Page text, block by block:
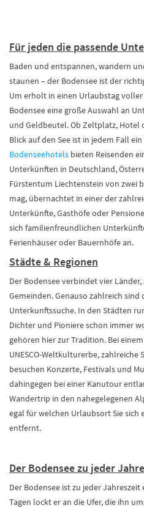
Für jeden die passende
Baden und entspannen, wandern
staunen – der Bodensee ist der
Um erholt in einen Urlaubstag
Bodensee eine große Auswahl an
und Geldbeutel. Ob Zeltplatz, Hotel
Blick auf den See ist in jedem Fall
Bodenseehotels bieten Reisenden
Unterkünften in Deutschland,
Fürstentum Liechtenstein von zwei
mag, übernachtet in einer der
Unterkünfte, Gasthöfe oder
sich familienfreundlichen
Ferienhäuser oder Bauernhöfe an.
Städte & Regionen
Der Bodensee verbindet vier
Gemeinden. Genauso zahlreich
Unterkunftssuche. In den Städten
Dichter und Pioniere schon immer
gehören hier zur Tradition. Bei einem
UNESCO-Weltkulturerbe,
besuchen Konzerte, Festivals und
dahingegen bei einer Kanutour
Wandertrip in den nahegelegenen
egal für welchen Urlaubsort Sie sich
entfernt.
Der Bodensee zu jeder
Der Bodensee ist zu jeder
Tagen lockt er an die Ufer, die ihn